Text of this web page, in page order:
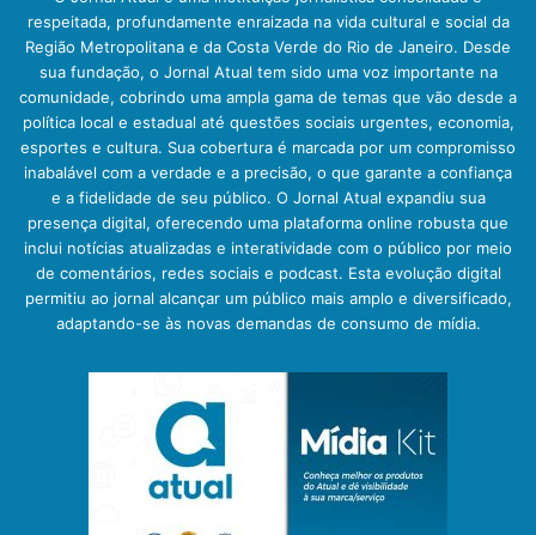
respeitada, profundamente enraizada na vida cultural e social da
Região Metropolitana e da Costa Verde do Rio de Janeiro. Desde
sua fundação, o Jornal Atual tem sido uma voz importante na
comunidade, cobrindo uma ampla gama de temas que vão desde a
política local e estadual até questões sociais urgentes, economia,
esportes e cultura. Sua cobertura é marcada por um compromisso
inabalável com a verdade e a precisão, o que garante a confiança
e a fidelidade de seu público. O Jornal Atual expandiu sua
presença digital, oferecendo uma plataforma online robusta que
inclui notícias atualizadas e interatividade com o público por meio
de comentários, redes sociais e podcast. Esta evolução digital
permitiu ao jornal alcançar um público mais amplo e diversificado,
adaptando-se às novas demandas de consumo de mídia.